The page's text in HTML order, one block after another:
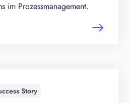
im Prozessmanagement.
Story